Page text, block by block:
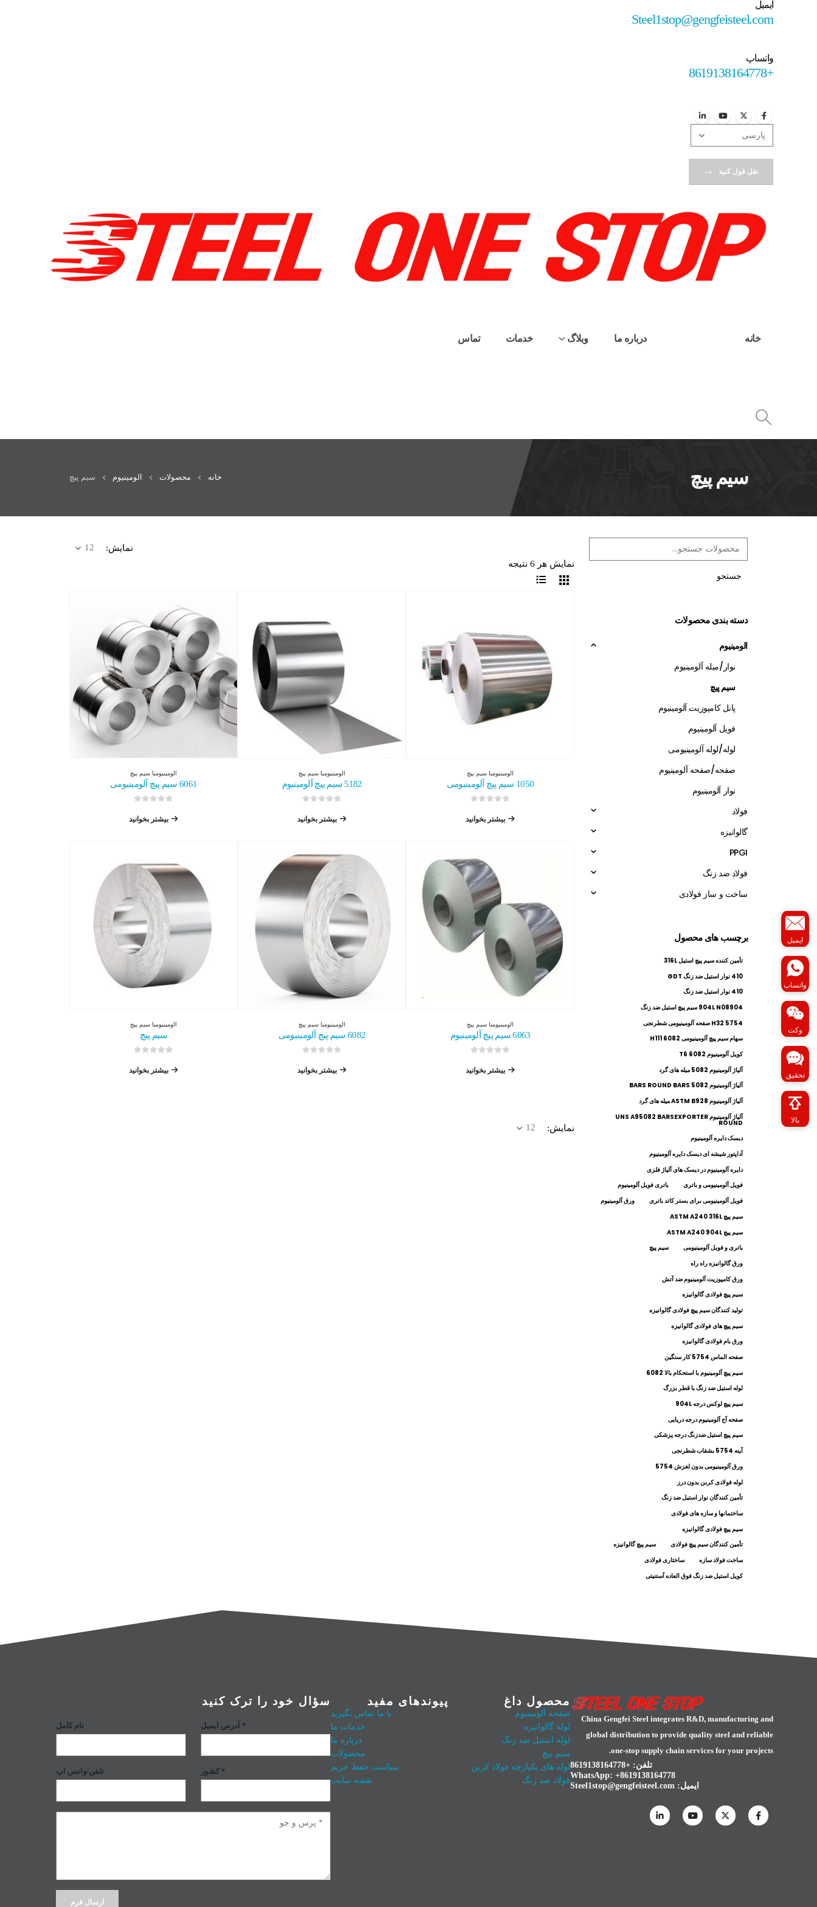
ایمیل
Steel1stop@gengfeisteel.com
واتساپ
+8619138164778
نقل قول کنید
خانه درباره ما وبلاگ خدمات تماس
سیم پیچ خانه محصولات الومینیوم سیم پیچ
نمایش:
نمایش هر 6 نتیجه
الومینیومبا سیم پیچ
1050 سیم پیچ آلومینیومی
بیشتر بخوانید
الومینیومبا سیم پیچ
5182 سیم پیچ آلومینیوم
بیشتر بخوانید
الومینیومبا سیم پیچ
6061 سیم پیچ آلومینیومی
بیشتر بخوانید
الومینیومبا سیم پیچ
6063 سیم پیچ آلومینیوم
بیشتر بخوانید
الومینیومبا سیم پیچ
6082 سیم پیچ آلومینیومی
بیشتر بخوانید
الومینیومبا سیم پیچ
سیم پیچ
بیشتر بخوانید
نمایش:
جستجو
دسته بندی محصولات
الومینیوم
نوار/میله آلومینیوم
سیم پیچ
پانل کامپوزیت آلومینیوم
فویل آلومینیوم
لوله/لوله آلومینیومی
صفحه/صفحه آلومینیوم
نوار آلومینیوم
فولاد
گالوانیزه
PPGI
فولاد ضد زنگ
ساخت و ساز فولادی
برچسب های محصول
تأمین کننده سیم پیچ استیل 316L
410 نوار استیل ضد زنگ GDT
410 نوار استیل ضد زنگ
904L N08904 سیم پیچ استیل ضد زنگ
5754 H32 صفحه آلومینیومی شطرنجی
سهام سیم پیچ آلومینیومی 6082 H111
کویل آلومینیوم 6082 T6
آلیاژ آلومینیوم 5082 میله های گرد
آلیاژ آلومینیوم 5082 BARS ROUND BARS
آلیاژ آلومینیوم ASTM B928 میله های گرد
آلیاژ آلومینیوم UNS A95082 BARSEXPORTER
ROUND
دیسک دایره آلومینیوم
آداپتور شیشه ای دیسک دایره آلومینیوم
دایره آلومینیوم در دیسک های آلیاژ فلزی
فویل آلومینیومی و باتری
باتری فویل آلومینیوم
فویل آلومینیومی برای بستر کاتد باتری
ورق آلومینیوم
سیم پیچ ASTM A240 316L
سیم پیچ ASTM A240 904L
باتری و فویل آلومینیومی
سیم پیچ
ورق گالوانیزه راه راه
ورق کامپوزیت آلومینیوم ضد آتش
سیم پیچ فولادی گالوانیزه
تولید کنندگان سیم پیچ فولادی گالوانیزه
سیم پیچ های فولادی گالوانیزه
ورق بام فولادی گالوانیزه
صفحه الماس 5754 کار سنگین
سیم پیچ آلومینیوم با استحکام بالا 6082
لوله استیل ضد زنگ با قطر بزرگ
سیم پیچ لوکس درجه 904L
صفحه آج آلومینیوم درجه دریایی
سیم پیچ استیل ضدزنگ درجه پزشکی
آینه 5754 بشقاب شطرنجی
ورق آلومینیومی بدون لغزش 5754
لوله فولادی کربن بدون درز
تأمین کنندگان نوار استیل ضد زنگ
ساختمانها و سازه های فولادی
سیم پیچ فولادی گالوانیزه
تأمین کنندگان سیم پیچ فولادی
سیم پیچ گالوانیزه
ساخت فولاد سازه
ساختاری فولادی
کویل استیل ضد زنگ فوق العاده آستنیتی
ایمیل
واتساپ
وکت
تحقیق
بالا
China Gengfei Steel integrates R&D, manufacturing and
global distribution to provide quality steel and reliable
one-stop supply chain services for your projects.
تلفن: +8619138164778
WhatsApp: +8619138164778
ایمیل: Steel1stop@gengfeisteel.com
محصول داغ
صفحه آلومینیوم
لوله گالوانیزه
لوله استیل ضد زنگ
سیم پیچ
لوله های یکپارچه فولاد کربن
فولاد ضد زنگ
پیوندهای مفید
با ما تماس بگیرید
خدمات ما
درباره ما
محصولات
سیاست حفظ حریم
نقشه سایت
سؤال خود را ترک کنید
نام کامل آدرس ایمیل *
تلفن/واتس اپ کشور *